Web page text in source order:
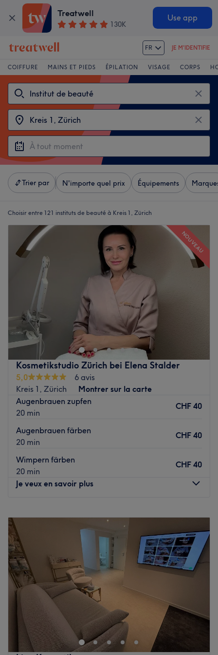
Treatwell
130K
Use app
FR JE M'IDENTIFIE
COIFFURE MAINS ET PIEDS ÉPILATION VISAGE CORPS
Trier par N'importe quel prix Équipements
Choisir entre 121 instituts de beauté à Kreis 1, Zürich
NOUVEAU
Kosmetikstudio Zürich bei Elena Stalder
5,0
6 avis
Kreis 1, Zürich
Montrer sur la carte
Augenbrauen zupfen
20 min
CHF 40
Augenbrauen färben
20 min
CHF 40
Wimpern färben
20 min
CHF 40
Je veux en savoir plus
11:00–18:00
Jeudi
11:00–18:00
Vendredi
Fermé
Samedi
Fermé
Dimanche
Das Kosmetikstudio Zürich bei Elena Stalder im Kreis 1 ist
die richtige Adresse für alle, die sich eine Auszeit vom
Alltag gönnen und ihrer Haut etwas Gutes tun möchten.
In stilvoller und entspannter Atmosphäre erwarten dich
individuell abgestimmte Beauty-Behandlungen, die auf